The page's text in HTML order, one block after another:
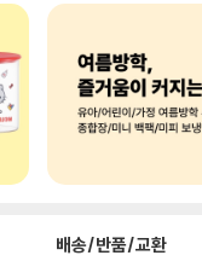
배송/반품/교환